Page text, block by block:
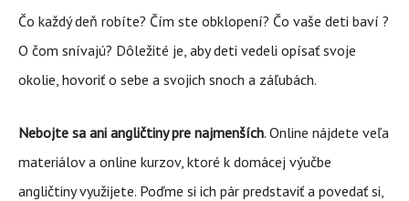
Čo každý deň robíte? Čím ste obklopení? Čo vaše deti baví ?
O čom snívajú? Dôležité je, aby deti vedeli opísať svoje
okolie, hovoriť o sebe a svojich snoch a záľubách.
Nebojte sa ani angličtiny pre najmenších. Online nájdete veľa
materiálov a online kurzov, ktoré k domácej výučbe
angličtiny využijete. Poďme si ich pár predstaviť a povedať si,